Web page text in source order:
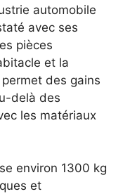
automobile
avec ses
pièces
et la
des gains
delà des
les matériaux
environ 1300 kg
et